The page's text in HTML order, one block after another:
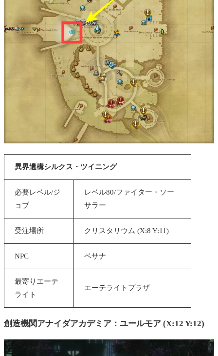
異界遺構シルクス・ツイニング
必要レベル/ジ
ョブ
レベル80/ファイター・ソー
サラー
受注場所 クリスタリウム (X:8 Y:11)
NPC ベサナ
最寄りエーテ
ライト
エーテライトプラザ
創造機関アナイダアカデミア：ユールモア (X:12 Y:12)